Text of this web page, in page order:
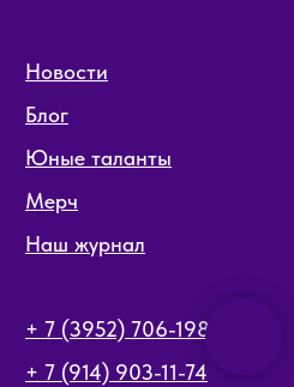
Новости
Блог
Юные таланты
Мерч
Наш журнал
+ 7 (3952) 706-198
+ 7 (914) 903-11-74